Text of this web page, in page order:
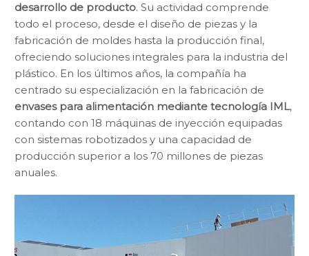
desarrollo de producto. Su actividad comprende
todo el proceso, desde el diseño de piezas y la
fabricación de moldes hasta la producción final,
ofreciendo soluciones integrales para la industria del
plástico. En los últimos años, la compañía ha
centrado su especialización en la fabricación de
envases para alimentación mediante tecnología IML,
contando con 18 máquinas de inyección equipadas
con sistemas robotizados y una capacidad de
producción superior a los 70 millones de piezas
anuales.